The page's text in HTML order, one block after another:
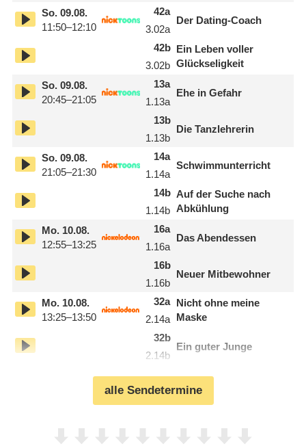
So.09.08.
11:50–12:10
42
3.02
a
a
Der Dating-Coach
42
3.02
b
b
Ein Leben voller
Glückseligkeit
So.09.08.
20:45–21:05
13
1.13
a
a
Ehe in Gefahr
13
1.13
b
b
Die Tanzlehrerin
So.09.08.
21:05–21:30
14
1.14
a
a
Schwimmunterricht
14
1.14
b
b
Auf der Suche nach
Abkühlung
Mo.10.08.
12:55–13:25
16
1.16
a
a
Das Abendessen
16
1.16
b
b
Neuer Mitbewohner
Mo.10.08.
13:25–13:50
32
2.14
a
a
Nicht ohne meine
Maske
32
2.14
b
b
Ein guter Junge
alle Sendetermine